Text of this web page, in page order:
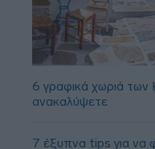
6 γραφικά χωριά των
ανακαλύψετε
7 έξυπνα tips για να